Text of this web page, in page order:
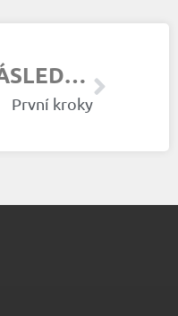
NÁSLEDUJÍCÍ ČLÁNEK
První kroky